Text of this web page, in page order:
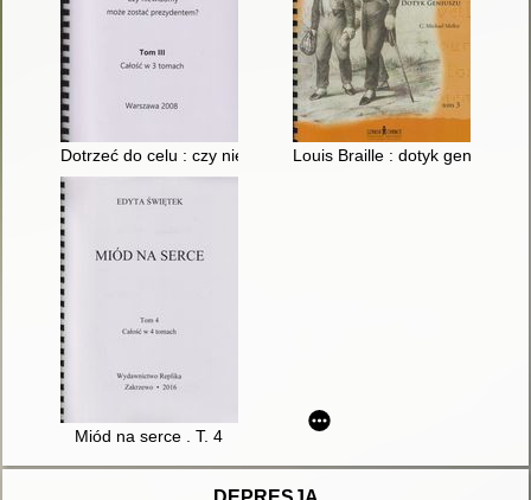
Dotrzeć do celu : czy niewidomy może zostać prezydentem?.
Louis Braille : dotyk geniuszu.
Miód na serce . T. 4